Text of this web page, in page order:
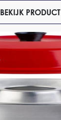
BEKIJK PRODUCT